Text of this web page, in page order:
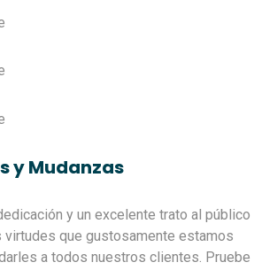
y Mudanzas
y un excelente trato al público
virtudes que gustosamente estamos
a todos nuestros clientes. Pruebe